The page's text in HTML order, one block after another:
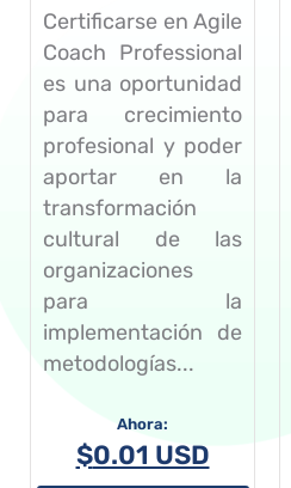
Certificarse en Agile
Coach Professional
es una oportunidad
para crecimiento
profesional y poder
aportar en la
transformación
cultural de las
organizaciones
para la
implementación de
metodologías...
$0.01 USD